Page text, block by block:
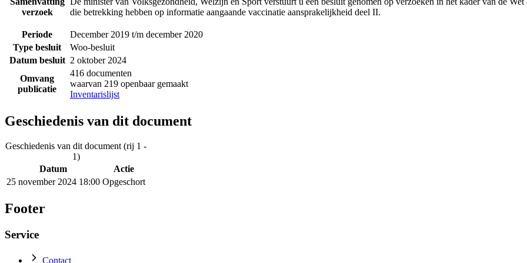
verzoek
die betrekking hebben op informatie aangaande vaccinatie aansprakelijkheid deel II.
Periode
December 2019 t/m december 2020
Type besluit
Woo-besluit
Datum besluit 2 oktober 2024
Omvang
publicatie
416 documenten
waarvan 219 openbaar gemaakt
Inventarislijst
Geschiedenis van dit document
Geschiedenis van dit document (rij 1 -
1)
Datum
Actie
25 november 2024 18:00 Opgeschort
Footer
Service
Contact